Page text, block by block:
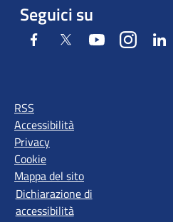
Seguici su
Facebook Twitter Youtube
RSS
Accessibilità
Privacy
Cookie
Mappa del sito
Dichiarazione di
accessibilità